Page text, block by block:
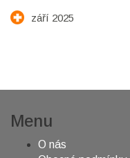
září 2025
Menu
O nás